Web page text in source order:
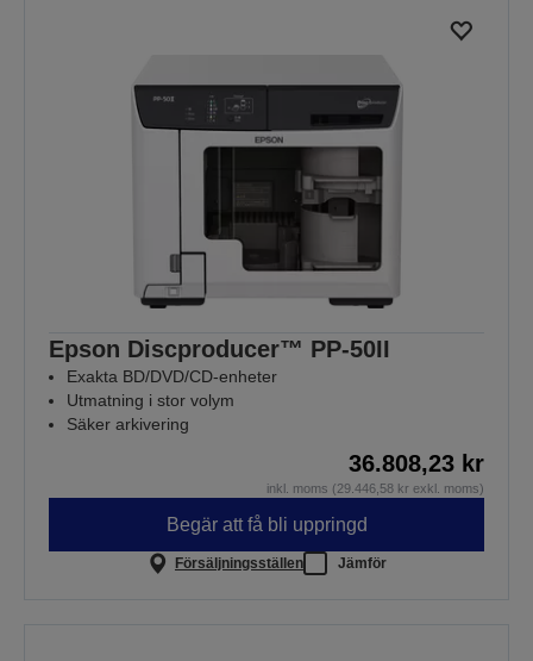
Epson Discproducer™ PP-50II
Exakta BD/DVD/CD-enheter
Utmatning i stor volym
Säker arkivering
36.808,23 kr
inkl. moms (29.446,58 kr exkl. moms)
Begär att få bli uppringd
Försäljningsställen Jämför